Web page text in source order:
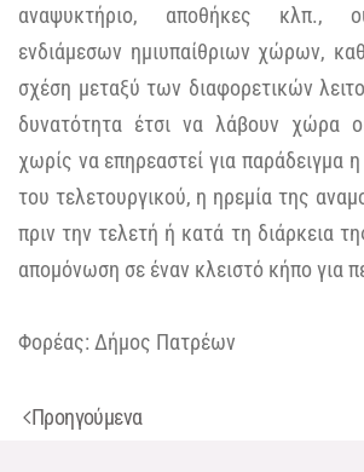
αναψυκτήριο, αποθήκες κλπ.,
ενδιάμεσων ημιυπαίθριων χώρων,
σχέση μεταξύ των διαφορετικών
δυνατότητα έτσι να λάβουν χώρα
χωρίς να επηρεαστεί για παράδειγμα η
του τελετουργικού, η ηρεμία της
πριν την τελετή ή κατά τη διάρκεια
απομόνωση σε έναν κλειστό κήπο για
Φορέας: Δήμος Πατρέων
Προηγούμενα